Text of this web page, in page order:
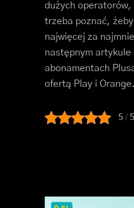
dużych
trzeba poznać,
najwięcej za
następnym artykule
abonamentach
ofertą Play i Orange.
5 / 5